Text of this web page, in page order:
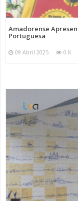
Amadorense
Portuguesa
09 Abril 2025 0 K